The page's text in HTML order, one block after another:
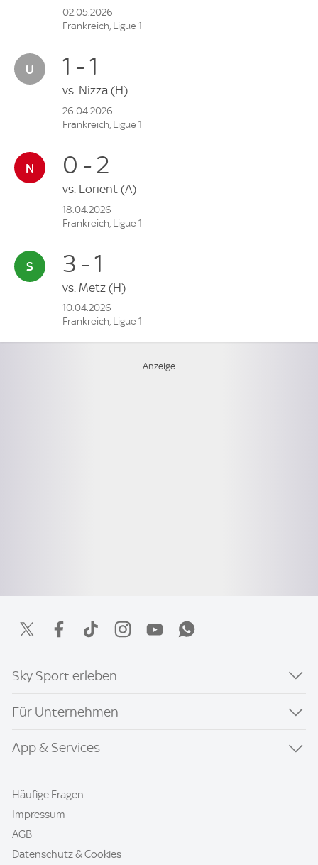
02.05.2026
Frankreich, Ligue 1
1 - 1
vs. Nizza (H)
26.04.2026
Frankreich, Ligue 1
0 - 2
vs. Lorient (A)
18.04.2026
Frankreich, Ligue 1
3 - 1
vs. Metz (H)
10.04.2026
Frankreich, Ligue 1
Sky Sport erleben
Für Unternehmen
App & Services
Häufige Fragen
Impressum
AGB
Datenschutz & Cookies